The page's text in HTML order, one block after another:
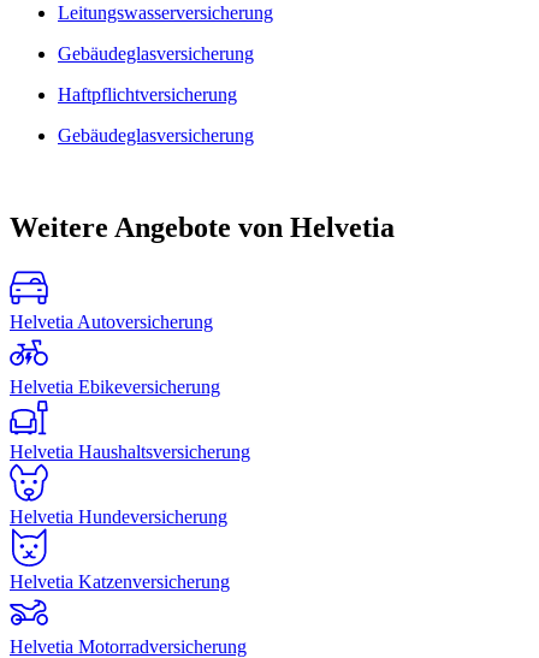
Leitungswasserversicherung
Gebäudeglasversicherung
Haftpflichtversicherung
Gebäudeglasversicherung
Weitere Angebote von Helvetia
Helvetia Autoversicherung
Helvetia Ebikeversicherung
Helvetia Haushaltsversicherung
Helvetia Hundeversicherung
Helvetia Katzenversicherung
Helvetia Motorradversicherung